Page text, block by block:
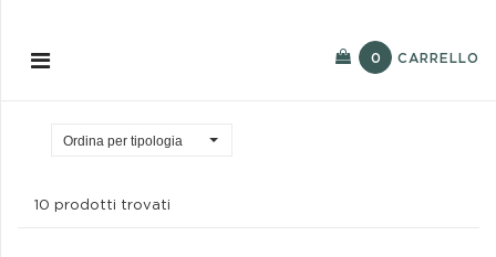
0 CARRELLO
Ordina per tipologia
10 prodotti trovati